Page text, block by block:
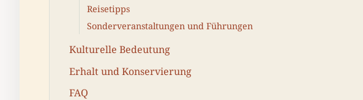
Reisetipps
Sonderveranstaltungen und Führungen
Kulturelle Bedeutung
Erhalt und Konservierung
FAQ